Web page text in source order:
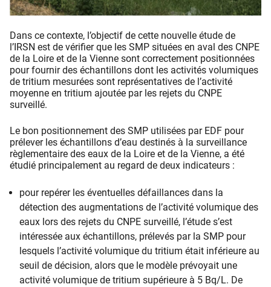
Dans ce contexte, l’objectif de cette nouvelle étude de
l’IRSN est de vérifier que les SMP situées en aval des CNPE
de la Loire et de la Vienne sont correctement positionnées
pour fournir des échantillons dont les activités volumiques
de tritium mesurées sont représentatives de l’activité
moyenne en tritium ajoutée par les rejets du CNPE
surveillé.
Le bon positionnement des SMP utilisées par EDF pour
prélever les échantillons d’eau destinés à la surveillance
règlementaire des eaux de la Loire et de la Vienne, a été
étudié principalement au regard de deux indicateurs :
pour repérer les éventuelles défaillances dans la
détection des augmentations de l’activité volumique des
eaux lors des rejets du CNPE surveillé, l’étude s’est
intéressée aux échantillons, prélevés par la SMP pour
lesquels l’activité volumique du tritium était inférieure au
seuil de décision, alors que le modèle prévoyait une
activité volumique de tritium supérieure à 5 Bq/L. De